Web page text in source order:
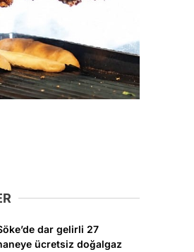
dar gelirli 27
ücretsiz doğalgaz